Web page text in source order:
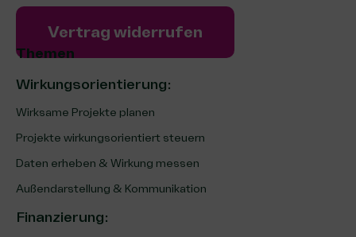
Vertrag widerrufen
Themen
Wirkungsorientierung:
Wirksame Projekte planen
Projekte wirkungsorientiert steuern
Daten erheben & Wirkung messen
Außendarstellung & Kommunikation
Finanzierung: